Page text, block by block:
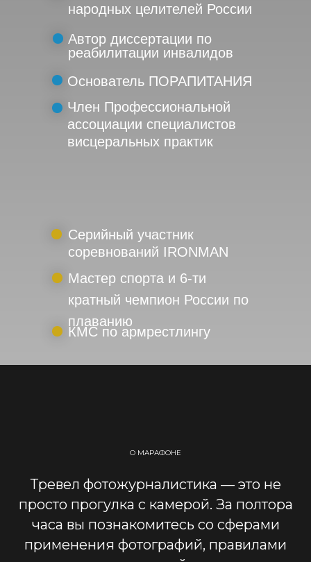
народных целителей России
Автор диссертации по
реабилитации инвалидов
Основатель ПОРАПИТАНИЯ
Член Профессиональной
ассоциации специалистов
висцеральных практик
Серийный участник
соревнований IRONMAN
Мастер спорта и 6-ти
кратный чемпион России по
плаванию
КМС по армрестлингу
О МАРАФОНЕ
Тревел фотожурналистика — это не
просто прогулка с камерой. За полтора
часа вы познакомитесь со сферами
применения фотографий, правилами